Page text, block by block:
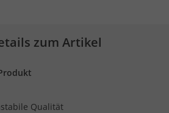
zum Artikel
Qualität